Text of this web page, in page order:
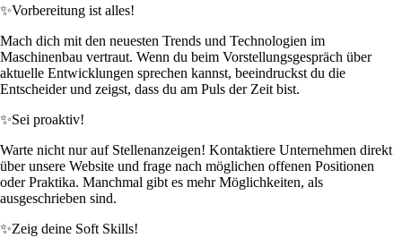
✨Vorbereitung ist alles!
Mach dich mit den neuesten Trends und Technologien im
Maschinenbau vertraut. Wenn du beim Vorstellungsgespräch über
aktuelle Entwicklungen sprechen kannst, beeindruckst du die
Entscheider und zeigst, dass du am Puls der Zeit bist.
✨Sei proaktiv!
Warte nicht nur auf Stellenanzeigen! Kontaktiere Unternehmen direkt
über unsere Website und frage nach möglichen offenen Positionen
oder Praktika. Manchmal gibt es mehr Möglichkeiten, als
ausgeschrieben sind.
✨Zeig deine Soft Skills!